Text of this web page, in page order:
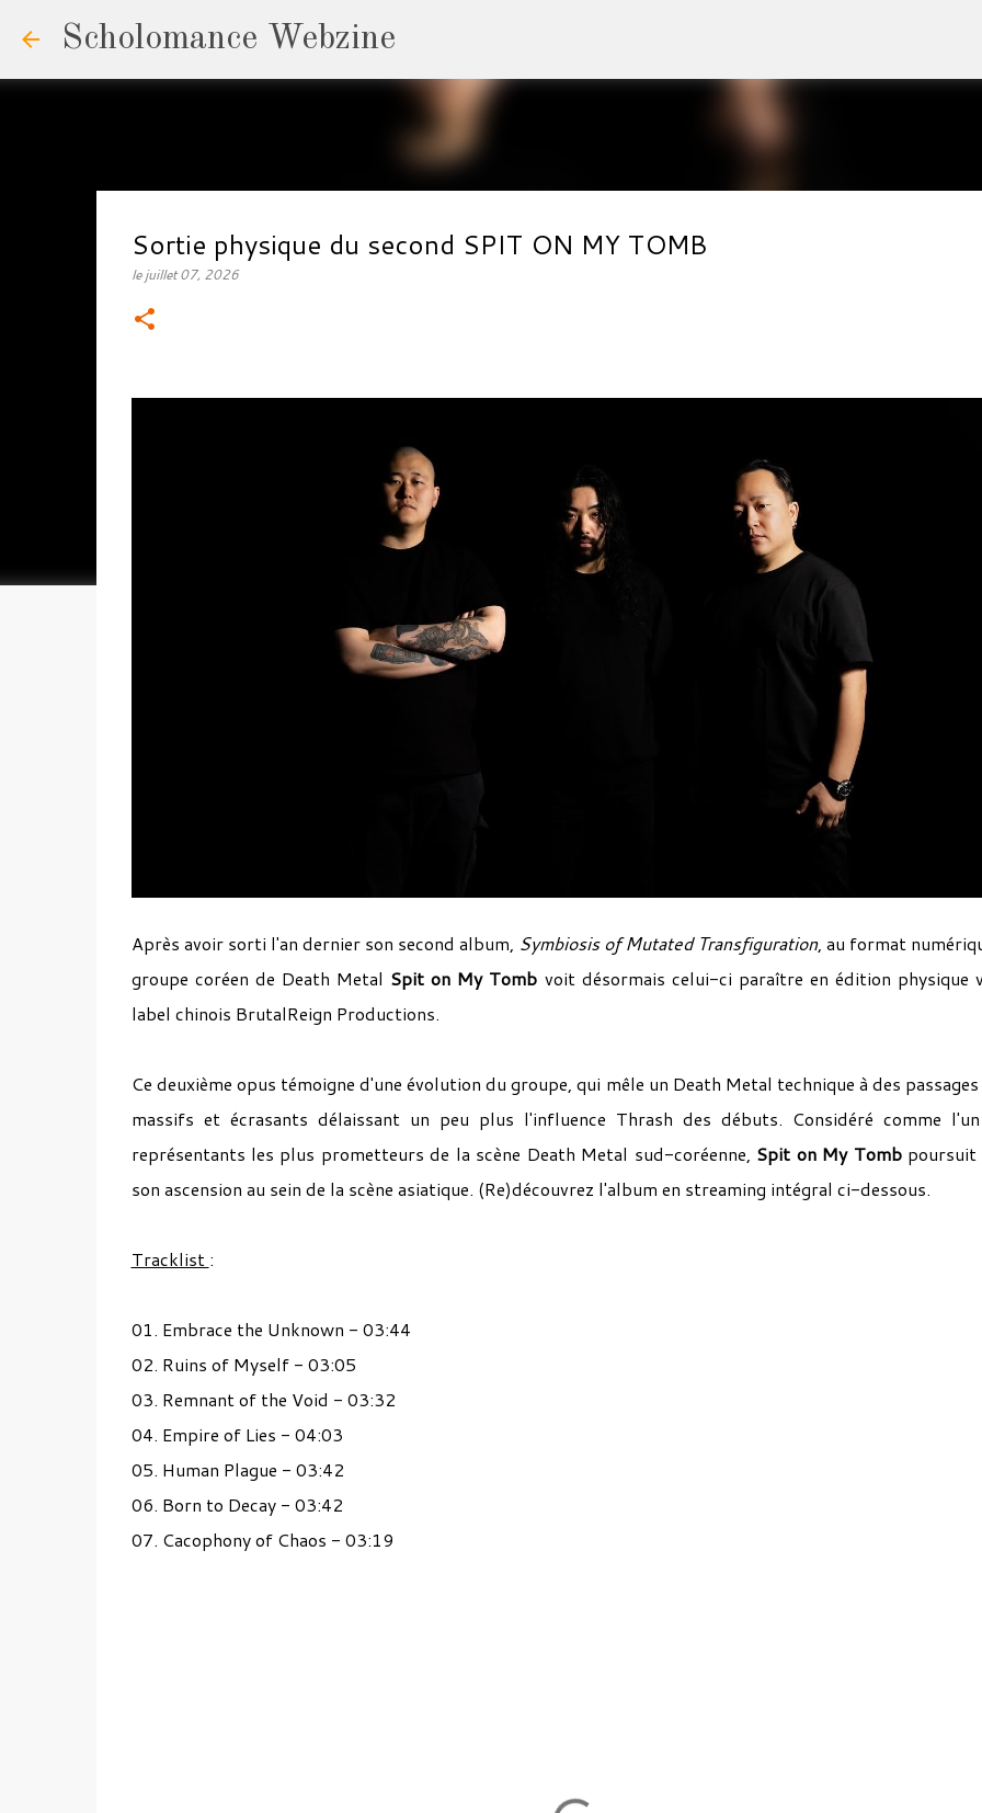
Scholomance Webzine
Sortie physique du second SPIT ON MY TOMB
lejuillet 07, 2026
Après avoir sorti l'an dernier son second album, Symbiosis of Mutated Transfiguration, au format
groupe coréen de Death Metal Spit on My Tomb voit désormais celui-ci paraître en édition physique
label chinois BrutalReign Productions.
Ce deuxième opus témoigne d'une évolution du groupe, qui mêle un Death Metal technique à des
massifs et écrasants délaissant un peu plus l'influence Thrash des débuts. Considéré comme
représentants les plus prometteurs de la scène Death Metal sud-coréenne, Spit on My Tomb poursuit
son ascension au sein de la scène asiatique. (Re)découvrez l'album en streaming intégral ci-dessous.
Tracklist :
01. Embrace the Unknown - 03:44
02. Ruins of Myself - 03:05
03. Remnant of the Void - 03:32
04. Empire of Lies - 04:03
05. Human Plague - 03:42
06. Born to Decay - 03:42
07. Cacophony of Chaos - 03:19